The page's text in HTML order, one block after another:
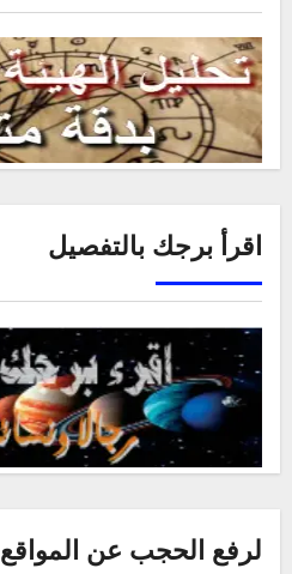
اقرأ برجك بالتفصيل
لرفع الحجب عن المواقع